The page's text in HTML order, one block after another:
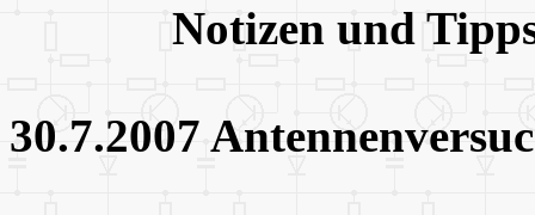
Notizen und
30.7.2007